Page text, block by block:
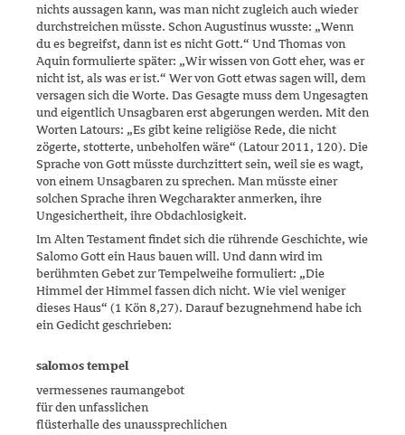
nichts aussa­gen kann, was man nicht zugleich auch wieder
durchstreichen müsste. Schon Augustinus wusste: „Wenn
du es begreifst, dann ist es nicht Gott.“ Und Thomas von
Aquin formulierte später: „Wir wissen von Gott eher, was er
nicht ist, als was er ist.“ Wer von Gott etwas sagen will, dem
versagen sich die Worte. Das Gesagte muss dem Ungesagten
und eigent­lich Unsagbaren erst abgerungen werden. Mit den
Worten Latours: „Es gibt keine religiöse Rede, die nicht
zögerte, stotterte, unbeholfen wäre“ (Latour 2011, 120). Die
Sprache von Gott müsste durchzittert sein, weil sie es wagt,
von einem Unsagbaren zu sprechen. Man müsste einer
solchen Sprache ihren Wegcharakter anmerken, ihre
Ungesichertheit, ihre Obdachlosigkeit.
Im Alten Testament findet sich die rührende Geschichte, wie
Salomo Gott ein Haus bauen will. Und dann wird im
berühmten Gebet zur Tempelweihe formuliert: „Die
Himmel der Himmel fassen dich nicht. Wie viel weniger
dieses Haus“ (1 Kön 8,27). Darauf bezugnehmend habe ich
ein Gedicht geschrieben:
salomos tempel
vermessenes raumangebot
für den unfasslichen
flüsterhalle des unaussprechlichen